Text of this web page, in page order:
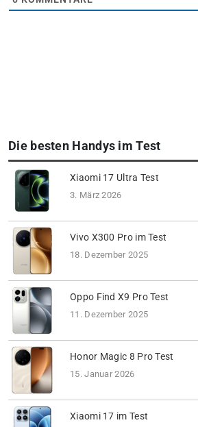
Die besten Handys im Test
Xiaomi 17 Ultra Test
3. März 2026
Vivo X300 Pro im Test
18. Dezember 2025
Oppo Find X9 Pro Test
11. Dezember 2025
Honor Magic 8 Pro Test
15. Januar 2026
Xiaomi 17 im Test